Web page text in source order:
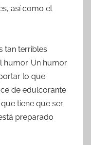
así como el
tan terribles
humor. Un humor
lo que
de edulcorante
tiene que ser
preparado